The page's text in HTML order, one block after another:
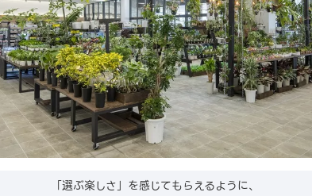
「選ぶ楽しさ」を感じてもらえるように、